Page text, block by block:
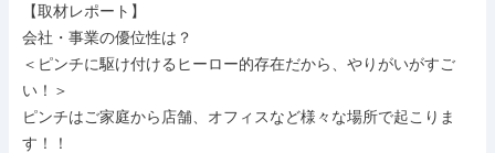
【取材レポート】
会社・事業の優位性は？
＜ピンチに駆け付けるヒーロー的存在だから、やりがいがすご
い！＞
ピンチはご家庭から店舗、オフィスなど様々な場所で起こりま
す！！